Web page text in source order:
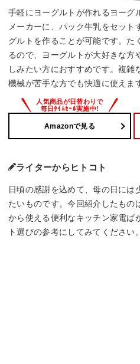
手軽にヨーグルトが作れるヨーグ
メーカーに、パック牛乳をセット
グルトを作ることが可能です。た
るので、ヨーグルトが大好きな方
しみたい方におすすめです。複雑
機械が苦手な方でも快適に使えま
Amazonで見る
ライターからヒトコト
日頃の感謝を込めて、母の日には
たいものです。今回紹介したもの
から使える便利なキッチン家電ば
ト選びの参考にしてみてください。